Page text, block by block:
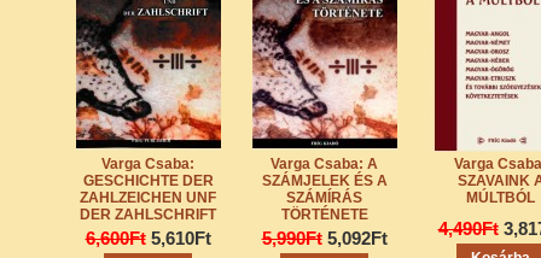
Varga Csaba:
GESCHICHTE DER
ZAHLZEICHEN UNF
DER ZAHLSCHRIFT
6,600Ft 5,610Ft
Varga Csaba: A
SZÁMJELEK ÉS A
SZÁMÍRÁS
TÖRTÉNETE
5,990Ft 5,092Ft
Varga
SZAVAINK
MÚLTBÓL
4,490Ft